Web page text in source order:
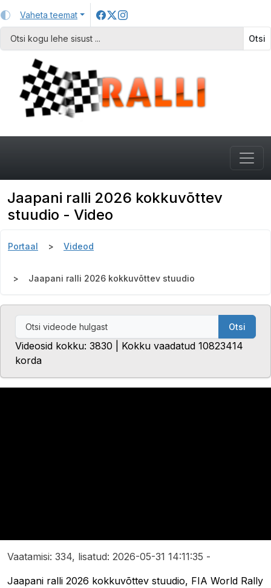
Vaheta teemat
Otsi
Jaapani ralli 2026 kokkuvõttev
stuudio - Video
Portaal Videod
Jaapani ralli 2026 kokkuvõttev stuudio
Otsi
Videosid kokku: 3830 | Kokku vaadatud 10823414
korda
Vaatamisi: 334, lisatud: 2026-05-31 14:11:35 -
Jaapani ralli 2026 kokkuvõttev stuudio, FIA World Rally